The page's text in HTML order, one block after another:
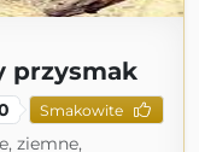
przysmak
Smakowite
ziemne,